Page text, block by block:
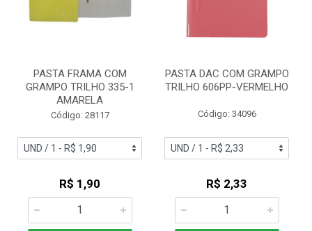
PASTA FRAMA COM
GRAMPO TRILHO 335-1
AMARELA
Código: 28117
R$ 1,90
PASTA DAC COM GRAMPO
TRILHO 606PP-VERMELHO
Código: 34096
R$ 2,33